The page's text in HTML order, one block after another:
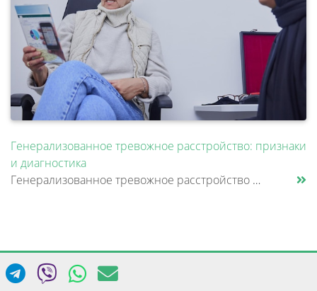
Генерализованное тревожное расстройство: признаки
и диагностика
Генерализованное тревожное расстройство — это состояние, при котором человек испытывает постоянное внутреннее напряжение......